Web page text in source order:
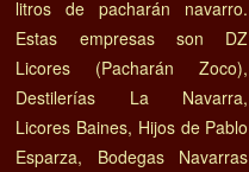
litros de pacharán navarro.
Estas empresas son DZ
Licores (Pacharán Zoco),
Destilerías La Navarra,
Licores Baines, Hijos de Pablo
Esparza, Bodegas Navarras